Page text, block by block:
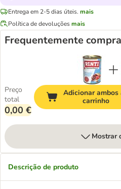
Entrega em 2-5 dias úteis. mais
Política de devoluçõesmais
Frequentemente
Preço
total
0,00 €
Adicionar ambos
carrinho
Mostrar
Descrição de produto